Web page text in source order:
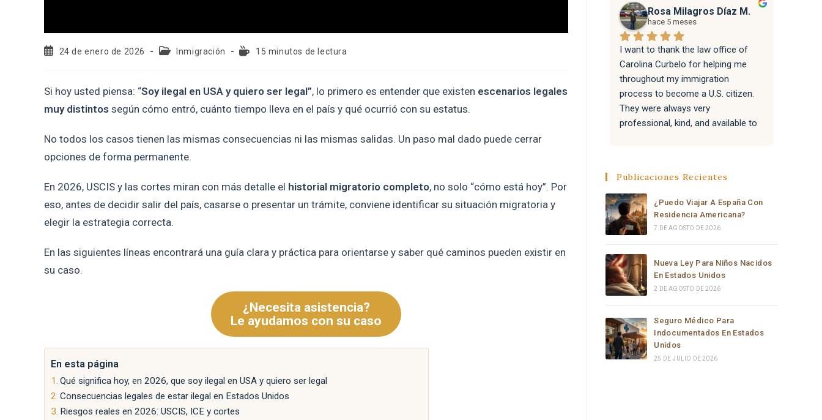
24 de enero de 2026 Inmigración 15 minutos de lectura
Si hoy usted piensa: “Soy ilegal en USA y quiero ser legal”, lo primero es entender que existen escenarios legales
muy distintos según cómo entró, cuánto tiempo lleva en el país y qué ocurrió con su estatus.
No todos los casos tienen las mismas consecuencias ni las mismas salidas. Un paso mal dado puede cerrar
opciones de forma permanente.
En 2026, USCIS y las cortes miran con más detalle el historial migratorio completo, no solo “cómo está hoy”. Por
eso, antes de decidir salir del país, casarse o presentar un trámite, conviene identificar su situación migratoria y
elegir la estrategia correcta.
En las siguientes líneas encontrará una guía clara y práctica para orientarse y saber qué caminos pueden existir en
su caso.
¿Necesita asistencia?
Le ayudamos con su caso
En esta página
Qué significa hoy, en 2026, que soy ilegal en USA y quiero ser legal
Consecuencias legales de estar ilegal en Estados Unidos
Riesgos reales en 2026: USCIS, ICE y cortes
Rosa Milagros Díaz M.
hace 5 meses
I want to thank the law office of
Carolina Curbelo for helping me
throughout my immigration
process to become a U.S. citizen.
They were always very
professional, kind, and available to
their immigration processes, and
everything went very well.
I sincerely recommend the law
anyone who needs help with
immigration matters. Thank you so
much for your support and
dedication.
Publicaciones Recientes
¿Puedo Viajar A España Con
Residencia Americana?
7 DE AGOSTO DE 2026
Nueva Ley Para Niños Nacidos
En Estados Unidos
2 DE AGOSTO DE 2026
Seguro Médico Para
Indocumentados En Estados
Unidos
25 DE JULIO DE 2026